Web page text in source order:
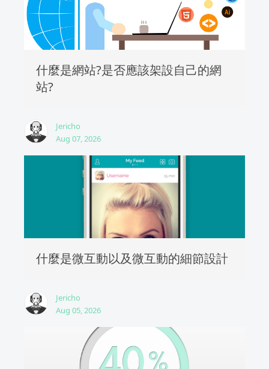
什麼是網站?是否應該架設自己的網
站?
Jericho
Aug 07, 2026
什麼是微互動以及微互動的細節設計
Jericho
Aug 05, 2026